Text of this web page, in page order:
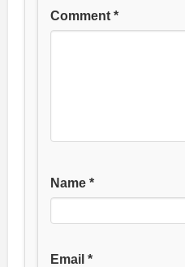
Comment *
Name *
Email *